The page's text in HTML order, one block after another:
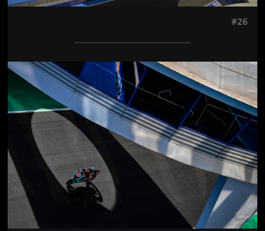
#26
Jön még kép!